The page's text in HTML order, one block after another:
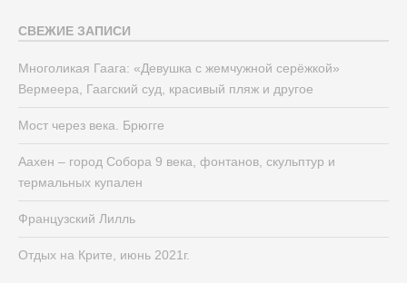
СВЕЖИЕ ЗАПИСИ
Многоликая Гаага: «Девушка с жемчужной серёжкой»
Вермеера, Гаагский суд, красивый пляж и другое
Мост через века. Брюгге
Аахен – город Собора 9 века, фонтанов, скульптур и
термальных купален
Французский Лилль
Отдых на Крите, июнь 2021г.